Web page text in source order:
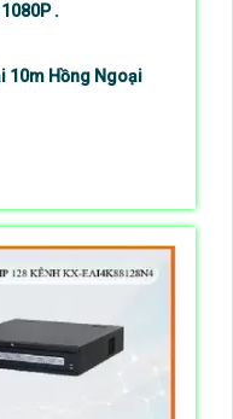
1080P .
10m Hồng Ngoại